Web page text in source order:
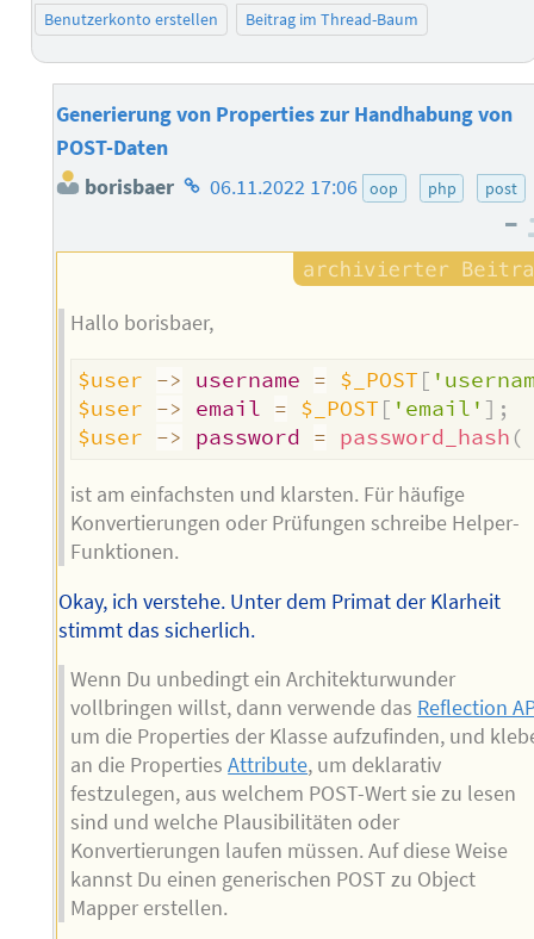
Benutzerkonto erstellen Beitrag im Thread-Baum
Generierung von Properties zur Handhabung von
POST-Daten
borisbaer Homepage
Autors
06.11.2022 17:06 oop php post
–
Hallo borisbaer,
$user -> username = $_POST [
$user -> email = $_POST [ 'email' ] ;
$user -> password = password_hash (
ist am einfachsten und klarsten. Für häufige
Konvertierungen oder Prüfungen schreibe Helper-
Funktionen.
Okay, ich verstehe. Unter dem Primat der Klarheit
stimmt das sicherlich.
Wenn Du unbedingt ein Architekturwunder
vollbringen willst, dann verwende das Reflection
um die Properties der Klasse aufzufinden, und
an die PropertiesAttribute, um deklarativ
festzulegen, aus welchem POST-Wert sie zu lesen
sind und welche Plausibilitäten oder
Konvertierungen laufen müssen. Auf diese Weise
kannst Du einen generischen POST zu Object
Mapper erstellen.